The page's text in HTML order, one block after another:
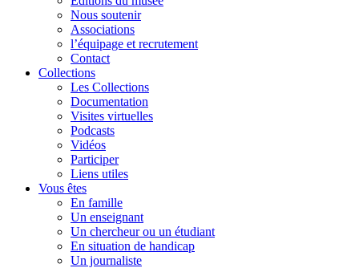
Nous soutenir
Associations
l’équipage et recrutement
Contact
Collections
Les Collections
Documentation
Visites virtuelles
Podcasts
Vidéos
Participer
Liens utiles
Vous êtes
En famille
Un enseignant
Un chercheur ou un étudiant
En situation de handicap
Un journaliste